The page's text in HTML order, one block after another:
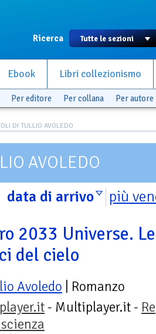
Ricerca
Ebook Libri collezionismo
Per editore Per collana Per autore
DI TULLIO AVOLEDO
AVOLEDO
data di arrivo più
2033 Universe. Le
del cielo
Avoledo | Romanzo
- Multiplayer.it -